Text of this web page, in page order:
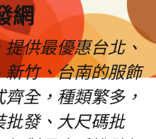
網
供最優惠台北、
竹、台南的服飾
全，種類繁多，
發、大尺碼批